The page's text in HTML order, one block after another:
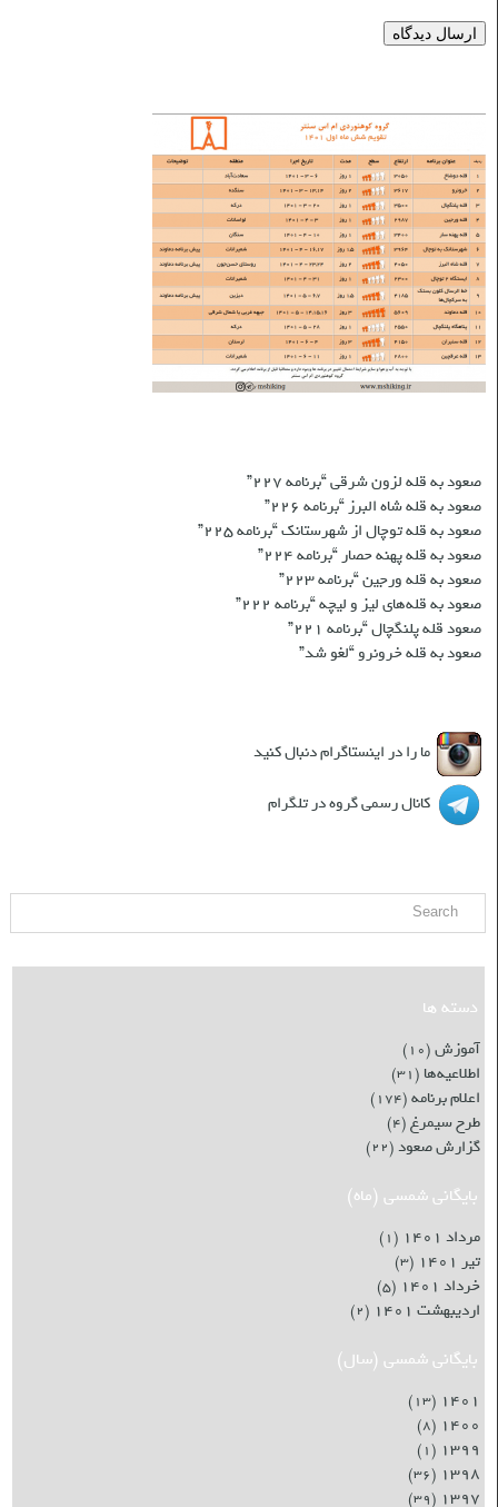
صعود به قله لزون شرقی “برنامه ۲۲۷”
صعود به قله شاه البرز “برنامه ۲۲۶”
صعود به قله توچال از شهرستانک “برنامه ۲۲۵”
صعود به قله پهنه حصار “برنامه ۲۲۴”
صعود به قله ورجین “برنامه ۲۲۳”
صعود به قله‌های لیز و لیچه “برنامه ۲۲۲”
صعود قله پلنگچال “برنامه ۲۲۱”
صعود به قله‌ خرونرو “لغو شد”
ما را در اینستاگرام دنبال کنید
کانال رسمی گروه در تلگرام
دسته ها
آموزش(۱۰)
اطلاعیه‌ها(۳۱)
اعلام برنامه(۱۷۴)
طرح سیمرغ(۴)
گزارش صعود(۲۲)
بایگانی شمسی (ماه)
مرداد ۱۴۰۱ (۱)
تیر ۱۴۰۱ (۳)
خرداد ۱۴۰۱ (۵)
اردیبهشت ۱۴۰۱ (۲)
بایگانی شمسی (سال)
۱۴۰۱ (۱۳)
۱۴۰۰ (۸)
۱۳۹۹ (۱)
۱۳۹۸ (۳۶)
۱۳۹۷ (۳۹)